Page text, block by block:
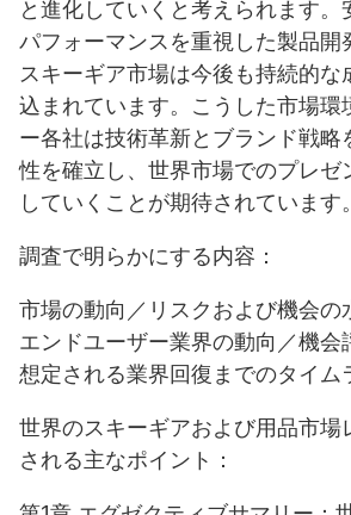
と進化していくと考えられます。
パフォーマンスを重視した製品開
スキーギア市場は今後も持続的な
込まれています。こうした市場環
ー各社は技術革新とブランド戦略
性を確立し、世界市場でのプレゼ
していくことが期待されています。
調査で明らかにする内容：
市場の動向／リスクおよび機会の
エンドユーザー業界の動向／機会
想定される業界回復までのタイム
世界のスキーギアおよび用品市場
される主なポイント：